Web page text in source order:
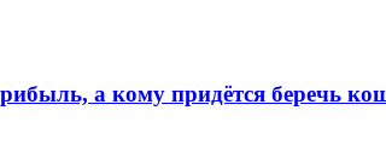
а кому придётся беречь